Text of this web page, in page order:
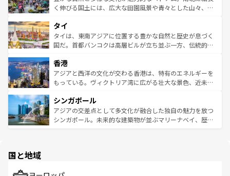
照してほしい。
まで、さまざまな韓国料理が待っている。夜には、韓国な
リティに包まれながら、韓国の多彩な魅力を心ゆくまで味
わってみてほしい。 なお、新着の韓国情報はコンテンツ一
覧を参照してほしい。
く伸びる国土には、広大な田園風景や青々とした山々、世
急速な発展と共に伝統が息づく。ハノイの古い町並みやホ
ーチミン市のフランス統治時代の建物も、独特の雰囲気を
醸し出している。また、バラエティの豊かさとおいしさで
とつ。フォーやバインミー、ベトナムコーヒーなどは、ぜ
ひ現地で味わいたい。どの地域を訪れてもあたたかい人々
が旅行者を迎えてくれるので、きっと忘れられない旅にな
参照してほしい。
タイ
タイは、東南アジアに位置する豊かな自然と歴史が息づく
国だ。首都バンコクは高層ビルが立ち並ぶ一方、伝統的な
の活気が交差している。北部ではチェンマイなどの山岳地
帯で自然と触れ合い、南部ではプーケットやクラビの美し
いビーチでリゾート気分を楽しむことができる。タイ料理
激する。気候は一年中温暖で、どの季節にも異なる楽しみ
が待っている。親しみやすいタイの人々、仏教を中心とし
た文化、そして多様な観光資源が、訪れる旅人を魅了し続
香港
アジアと西洋の文化が交わる香港は、特有のエネルギーを
もっている。ヴィクトリア湾に広がる壮大な景色、近未来
み、どこを訪れても感動するはず。観光スポットが密集し
ており、効率よく見どころを回れるのも魅力。息をのむよ
うな絶景から文化的な体験まで、香港を存分に楽しみ尽く
シンガポール
アジアの交差点として多文化が融合した独自の魅力を放つ
シンガポール。未来的な建築物が並ぶマリーナベイ、歴史
国と地域